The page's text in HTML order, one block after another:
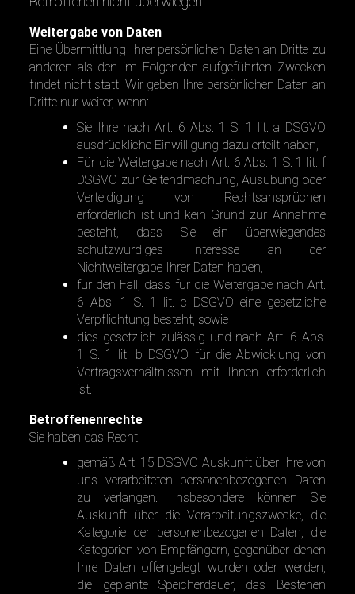
Weitergabe von Daten
Eine Übermittlung Ihrer persönlichen Daten an Dritte zu
anderen als den im Folgenden aufgeführten Zwecken
findet nicht statt. Wir geben Ihre persönlichen Daten an
Dritte nur weiter, wenn:
Sie Ihre nach Art. 6 Abs. 1 S. 1 lit. a DSGVO
ausdrückliche Einwilligung dazu erteilt haben,
Für die Weitergabe nach Art. 6 Abs. 1 S. 1 lit. f
DSGVO zur Geltendmachung, Ausübung oder
Verteidigung von Rechtsansprüchen
erforderlich ist und kein Grund zur Annahme
besteht, dass Sie ein überwiegendes
schutzwürdiges Interesse an der
Nichtweitergabe Ihrer Daten haben,
für den Fall, dass für die Weitergabe nach Art.
6 Abs. 1 S. 1 lit. c DSGVO eine gesetzliche
Verpflichtung besteht, sowie
dies gesetzlich zulässig und nach Art. 6 Abs.
1 S. 1 lit. b DSGVO für die Abwicklung von
Vertragsverhältnissen mit Ihnen erforderlich
ist.
Betroffenenrechte
Sie haben das Recht:
gemäß Art. 15 DSGVO Auskunft über Ihre von
uns verarbeiteten personenbezogenen Daten
zu verlangen. Insbesondere können Sie
Auskunft über die Verarbeitungszwecke, die
Kategorie der personenbezogenen Daten, die
Kategorien von Empfängern, gegenüber denen
Ihre Daten offengelegt wurden oder werden,
die geplante Speicherdauer, das Bestehen